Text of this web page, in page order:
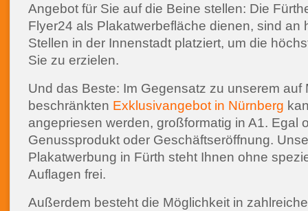
Angebot für Sie auf die Beine stellen: Die
Flyer24 als Plakatwerbefläche dienen, sind an
Stellen in der Innenstadt platziert, um die
Sie zu erzielen.
Und das Beste: Im Gegensatz zu unserem auf
beschränkten Exklusivangebot in Nürnberg
angepriesen werden, großformatig in A1. Egal
Genussprodukt oder Geschäftseröffnung.
Plakatwerbung in Fürth steht Ihnen ohne
Auflagen frei.
Außerdem besteht die Möglichkeit in